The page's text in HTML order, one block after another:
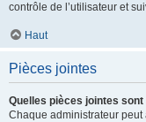
contrôle de l’utilisateur et
Haut
Pièces jointes
Quelles pièces jointes
Chaque administrateur